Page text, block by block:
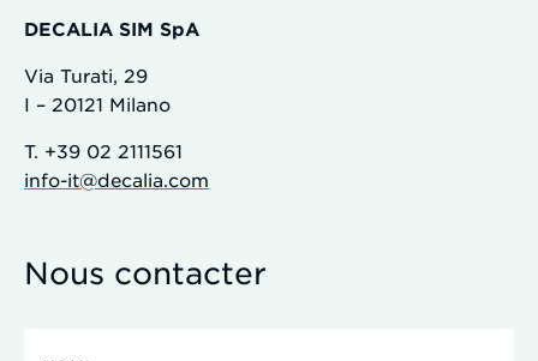
DECALIA SIM SpA
Via Turati, 29
I – 20121 Milano
T. +39 02 2111561
info-it@decalia.com
Nous contacter